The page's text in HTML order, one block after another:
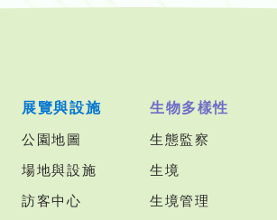
展覽與設施
公園地圖
場地與設施
訪客中心
生物多樣性
生態監察
生境
生境管理